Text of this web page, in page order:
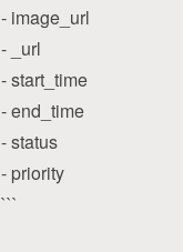
- image_url
- _url
- start_time
- end_time
- status
- priority
```